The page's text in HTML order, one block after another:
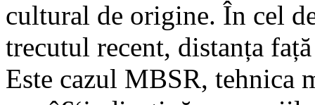
cultural de origine. În cel
trecutul recent, distanța
Este cazul MBSR, tehnica